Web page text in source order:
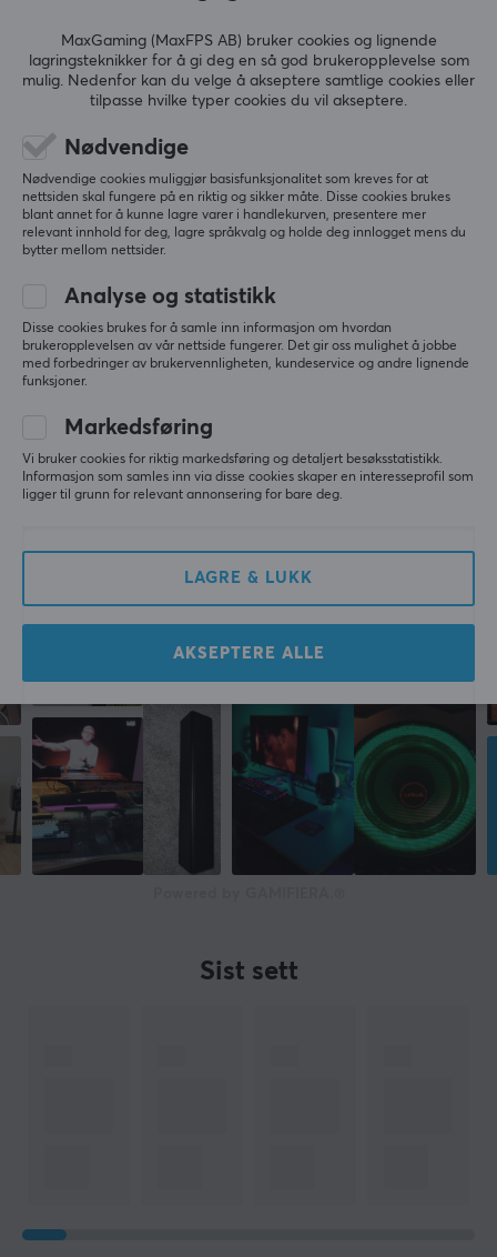
produktene er for tiden tilgjengelige i mer enn 90 land
og regioner over hele verden, og har en ledende
posisjon i mange markeder.
EGENSKAPER
Belysning
Farge
Svart
Forbindelse
AUX, Bluetooth, Optisk, SPDIF
70-20 000 Hz
VIS MER
0.0
Basert på 0 vurderinger
5
1
SKRIV ANMELDELSE
Mer fra vårt fellesskap
Sist sett
MaxGaming (MaxFPS AB) bruker cookies og lignende
lagringsteknikker for å gi deg en så god brukeropplevelse som
mulig. Nedenfor kan du velge å akseptere samtlige cookies eller
tilpasse hvilke typer cookies du vil akseptere.
Nødvendige
Nødvendige cookies muliggjør basisfunksjonalitet som kreves for at
nettsiden skal fungere på en riktig og sikker måte. Disse cookies brukes
blant annet for å kunne lagre varer i handlekurven, presentere mer
relevant innhold for deg, lagre språkvalg og holde deg innlogget mens du
bytter mellom nettsider.
Analyse og statistikk
Disse cookies brukes for å samle inn informasjon om hvordan
brukeropplevelsen av vår nettside fungerer. Det gir oss mulighet å jobbe
med forbedringer av brukervennligheten, kundeservice og andre lignende
funksjoner.
Markedsføring
Vi bruker cookies for riktig markedsføring og detaljert besøksstatistikk.
Informasjon som samles inn via disse cookies skaper en interesseprofil som
ligger til grunn for relevant annonsering for bare deg.
LAGRE & LUKK
AKSEPTERE ALLE